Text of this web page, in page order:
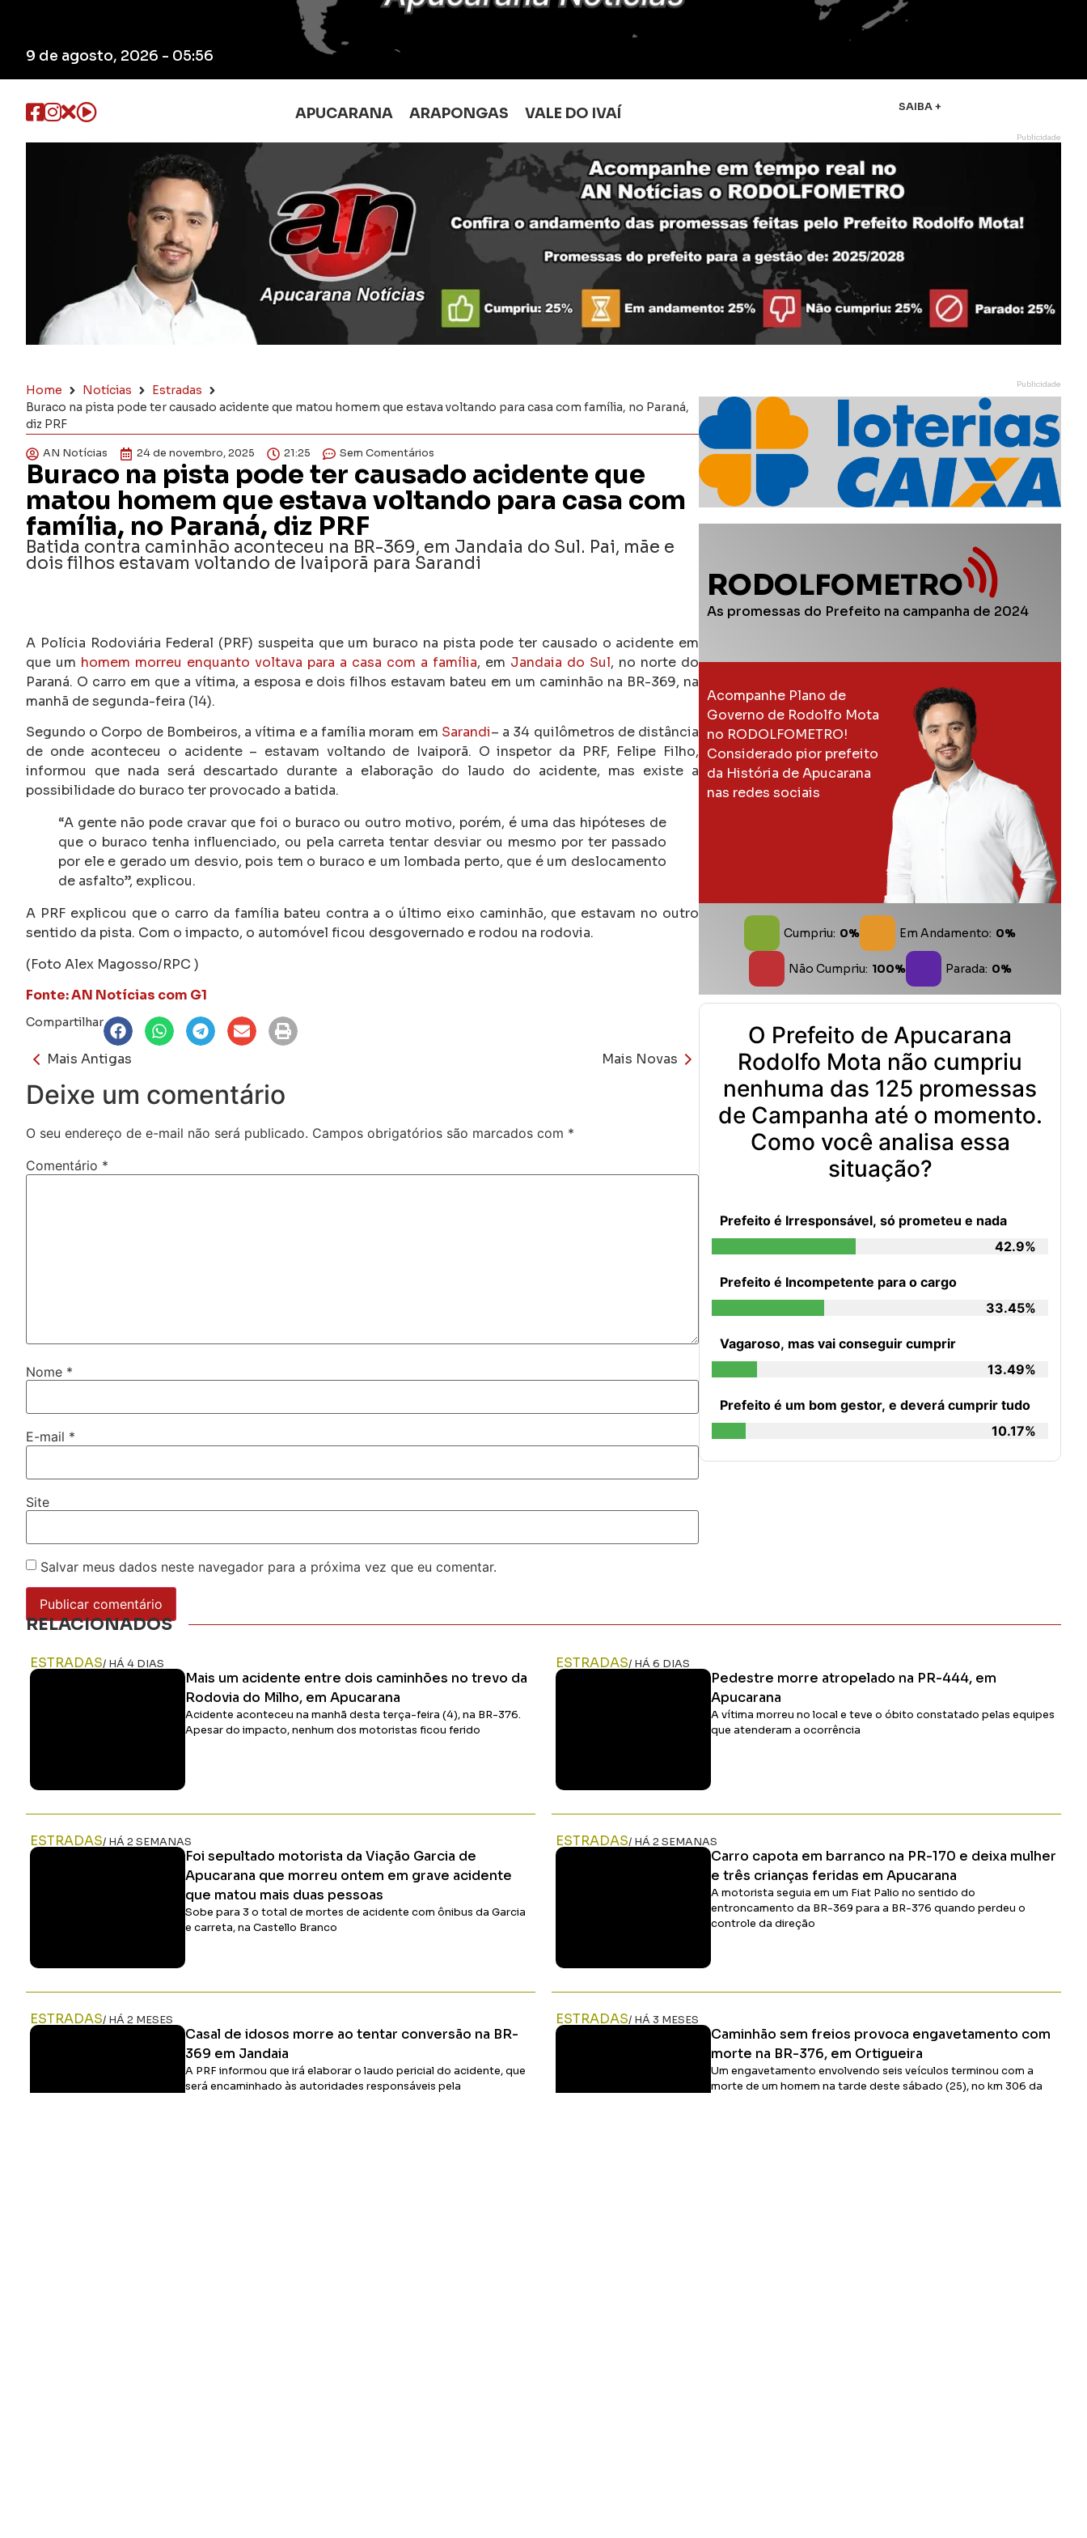
9 de agosto, 2026 - 05:56
APUCARANA ARAPONGAS VALE DO IVAÍ SAIBA +
Publicidade
Home Notícias
Estradas
Buraco na pista pode ter causado acidente que matou homem que estava voltando para casa com família, no Paraná,
diz PRF
AN Notícias 24 de novembro, 2025 21:25 Sem Comentários
Buraco na pista pode ter causado acidente que
matou homem que estava voltando para casa com
família, no Paraná, diz PRF
Batida contra caminhão aconteceu na BR-369, em Jandaia do Sul. Pai, mãe e
dois filhos estavam voltando de Ivaiporã para Sarandi
A Polícia Rodoviária Federal (PRF) suspeita que um buraco na pista pode ter causado o acidente em
que um homem morreu enquanto voltava para a casa com a família, em Jandaia do Sul, no norte do
Paraná. O carro em que a vítima, a esposa e dois filhos estavam bateu em um caminhão na BR-369, na
manhã de segunda-feira (14).
Segundo o Corpo de Bombeiros, a vítima e a família moram em Sarandi– a 34 quilômetros de distância
de onde aconteceu o acidente – estavam voltando de Ivaiporã. O inspetor da PRF, Felipe Filho,
informou que nada será descartado durante a elaboração do laudo do acidente, mas existe a
possibilidade do buraco ter provocado a batida.
“A gente não pode cravar que foi o buraco ou outro motivo, porém, é uma das hipóteses de
que o buraco tenha influenciado, ou pela carreta tentar desviar ou mesmo por ter passado
por ele e gerado um desvio, pois tem o buraco e um lombada perto, que é um deslocamento
de asfalto”, explicou.
A PRF explicou que o carro da família bateu contra a o último eixo caminhão, que estavam no outro
sentido da pista. Com o impacto, o automóvel ficou desgovernado e rodou na rodovia.
(Foto Alex Magosso/RPC )
Fonte: AN Notícias com G1
Compartilhar
Mais Antigas Mais Novas
Deixe um comentário
O seu endereço de e-mail não será publicado. Campos obrigatórios são marcados com *
Comentário *
Nome *
E-mail *
Site
Salvar meus dados neste navegador para a próxima vez que eu comentar.
Publicidade
RODOLFOMETRO
As promessas do Prefeito na campanha de 2024
Acompanhe Plano de
Governo de Rodolfo Mota
no RODOLFOMETRO!
Considerado pior prefeito
da História de Apucarana
nas redes sociais
Cumpriu: 0% Em Andamento: 0%
Não Cumpriu: 100% Parada: 0%
O Prefeito de Apucarana
Rodolfo Mota não cumpriu
nenhuma das 125 promessas
de Campanha até o momento.
Como você analisa essa
situação?
Prefeito é Irresponsável, só prometeu e nada
42.9%
Prefeito é Incompetente para o cargo
33.45%
Vagaroso, mas vai conseguir cumprir
13.49%
Prefeito é um bom gestor, e deverá cumprir tudo
10.17%
RELACIONADOS
ESTRADAS/ HÁ 4 DIAS
Mais um acidente entre dois caminhões no trevo da
Rodovia do Milho, em Apucarana
Acidente aconteceu na manhã desta terça-feira (4), na BR-376.
Apesar do impacto, nenhum dos motoristas ficou ferido
ESTRADAS/ HÁ 6 DIAS
Pedestre morre atropelado na PR-444, em
Apucarana
A vítima morreu no local e teve o óbito constatado pelas equipes
que atenderam a ocorrência
ESTRADAS/ HÁ 2 SEMANAS
Foi sepultado motorista da Viação Garcia de
Apucarana que morreu ontem em grave acidente
que matou mais duas pessoas
Sobe para 3 o total de mortes de acidente com ônibus da Garcia
e carreta, na Castello Branco
ESTRADAS/ HÁ 2 SEMANAS
Carro capota em barranco na PR-170 e deixa mulher
e três crianças feridas em Apucarana
A motorista seguia em um Fiat Palio no sentido do
entroncamento da BR-369 para a BR-376 quando perdeu o
controle da direção
ESTRADAS/ HÁ 2 MESES
Casal de idosos morre ao tentar conversão na BR-
369 em Jandaia
A PRF informou que irá elaborar o laudo pericial do acidente, que
será encaminhado às autoridades responsáveis pela
ESTRADAS/ HÁ 3 MESES
Caminhão sem freios provoca engavetamento com
morte na BR-376, em Ortigueira
Um engavetamento envolvendo seis veículos terminou com a
morte de um homem na tarde deste sábado (25), no km 306 da